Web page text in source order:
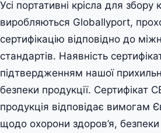
Усі портативні крісла для збору
виробляються Globallyport,
сертифікацію відповідно до
стандартів. Наявність
підтвердженням нашої
безпеки продукції. Сертифікат
продукція відповідає вимогам
щодо охорони здоров’я, безпеки